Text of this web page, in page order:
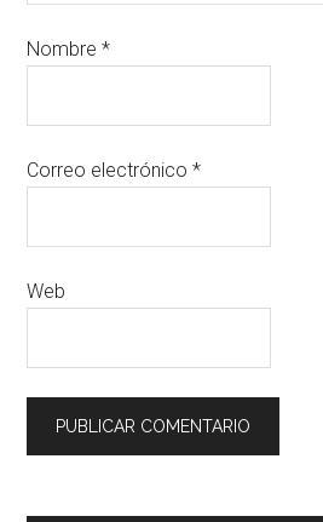
Nombre*
Correo electrónico*
Web